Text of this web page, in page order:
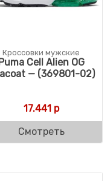
составляла 8.790
5.990 р.
Кроссовки мужские
Cell Alien OG
— (369801-02)
17.441р
Смотреть